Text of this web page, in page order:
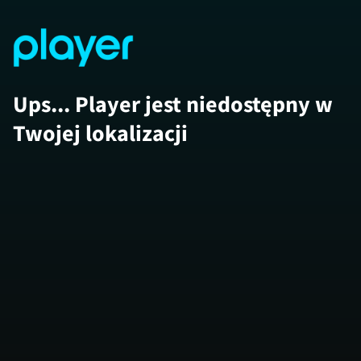
Ups... Player jest niedostępny w
Twojej lokalizacji